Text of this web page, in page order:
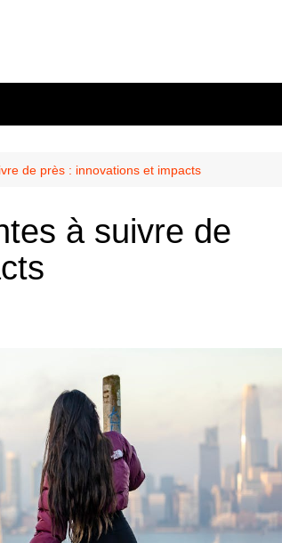
de près : innovations et impacts
à suivre de